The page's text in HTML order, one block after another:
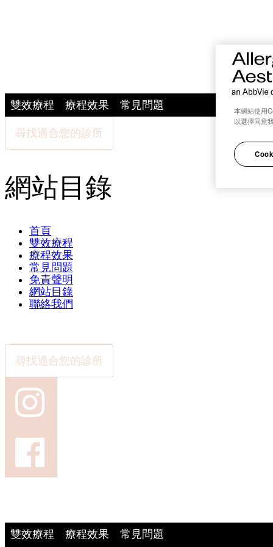
雙效療程 療程效果 常見問題
尋找適合您的診所
網站目錄
首頁
雙效療程
療程效果
常見問題
免責聲明
網站目錄
聯絡我們
尋找適合您的診所
雙效療程 療程效果 常見問題
本網站使用
以選擇同意